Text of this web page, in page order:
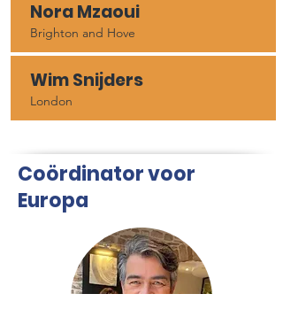
Nora Mzaoui
Brighton and Hove
Wim Snijders
London
Coördinator voor
Europa